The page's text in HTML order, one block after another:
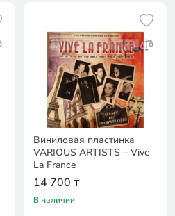
Виниловая пластинка
VARIOUS ARTISTS – Vive
La France
14 700 ₸
В наличии